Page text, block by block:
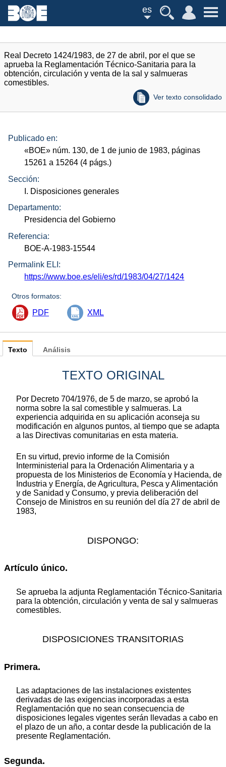
es
Real Decreto 1424/1983, de 27 de abril, por el que se
aprueba la Reglamentación Técnico-Sanitaria para la
obtención, circulación y venta de la sal y salmueras
comestibles.
Ver texto consolidado
Publicado en:
«BOE» núm. 130, de 1 de junio de 1983, páginas
15261 a 15264 (4 págs.)
Sección:
I. Disposiciones generales
Departamento:
Presidencia del Gobierno
Referencia:
BOE-A-1983-15544
Permalink ELI:
https://www.boe.es/eli/es/rd/1983/04/27/1424
Otros formatos:
PDF XML
Texto
TEXTO ORIGINAL
Por Decreto 704/1976, de 5 de marzo, se aprobó la
norma sobre la sal comestible y salmueras. La
experiencia adquirida en su aplicación aconseja su
modificación en algunos puntos, al tiempo que se adapta
a las Directivas comunitarias en esta materia.
En su virtud, previo informe de la Comisión
Interministerial para la Ordenación Alimentaria y a
propuesta de los Ministerios de Economía y Hacienda, de
Industria y Energía, de Agricultura, Pesca y Alimentación
y de Sanidad y Consumo, y previa deliberación del
Consejo de Ministros en su reunión del día 27 de abril de
1983,
DISPONGO:
Artículo único.
Se aprueba la adjunta Reglamentación Técnico-Sanitaria
para la obtención, circulación y venta de sal y salmueras
comestibles.
DISPOSICIONES TRANSITORIAS
Primera.
Las adaptaciones de las instalaciones existentes
derivadas de las exigencias incorporadas a esta
Reglamentación que no sean consecuencia de
disposiciones legales vigentes serán llevadas a cabo en
el plazo de un año, a contar desde la publicación de la
presente Reglamentación.
Segunda.
Análisis